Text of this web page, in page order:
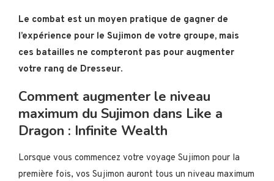
Le combat est un moyen pratique de gagner de
l’expérience pour le Sujimon de votre groupe, mais
ces batailles ne compteront pas pour augmenter
votre rang de Dresseur.
Comment augmenter le niveau
maximum du Sujimon dans Like a
Dragon : Infinite Wealth
Lorsque vous commencez votre voyage Sujimon pour la
première fois, vos Sujimon auront tous un niveau maximum